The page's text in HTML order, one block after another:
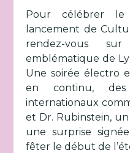
Pour célébrer
lancement de
rendez-vous
emblématique de
Une soirée électro
en continu,
internationaux
et Dr. Rubinstein,
une surprise
fêter le début de